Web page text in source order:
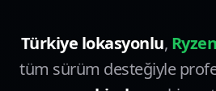
Türkiye lokasyonlu,
tüm sürüm desteğiyle